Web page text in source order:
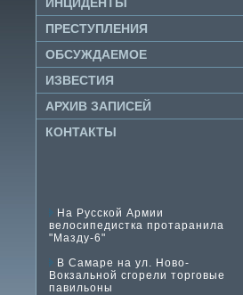
ПРЕСТУПЛЕНИЯ
ОБСУЖДАЕМОЕ
ИЗВЕ­СТИЯ
АРХИВ ЗАПИСЕЙ
КОНТАКТЫ
На Русской Армии
велосипедистка протаранила
"Мазду-6"
В Самаре на ул. Ново-
Вокзальной сгорели торговые
павильоны